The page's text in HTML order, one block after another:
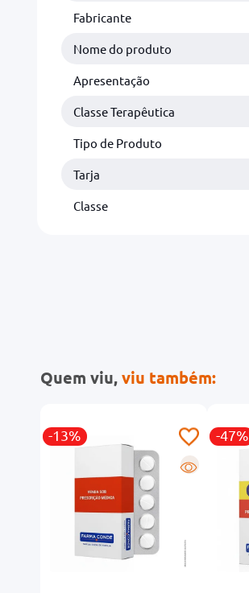
Fabricante
Nome do produto
Apresentação
Classe Terapêutica
Tipo de Produto
Tarja
Classe
Quem viu,viu também:
-13%
R
-47%